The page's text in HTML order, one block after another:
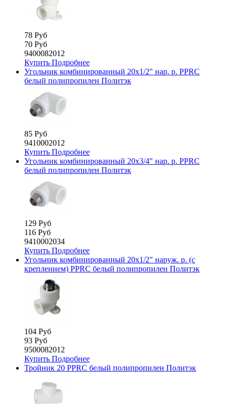
78 Руб
70 Руб
9400082012
Купить Подробнее
Угольник комбинированный 20х1/2" нар. р. PPRC
белый полипропилен Политэк
85 Руб
9410002012
Купить Подробнее
Угольник комбинированный 20х3/4" нар. р. PPRC
белый полипропилен Политэк
129 Руб
116 Руб
9410002034
Купить Подробнее
Угольник комбинированный 20х1/2" наруж. р. (с
креплением) PPRC белый полипропилен Политэк
104 Руб
93 Руб
9500082012
Купить Подробнее
Тройник 20 PPRC белый полипропилен Политэк